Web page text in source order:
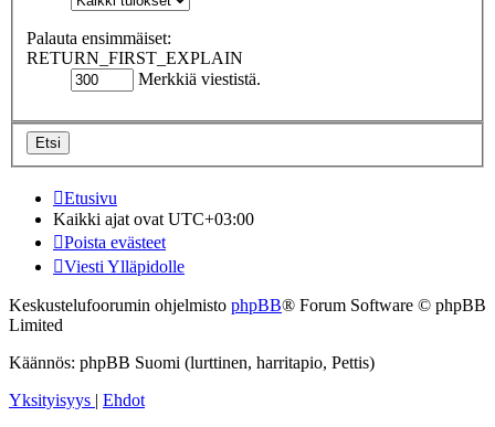
Palauta ensimmäiset:
RETURN_FIRST_EXPLAIN
Merkkiä viestistä.
Etusivu
Kaikki ajat ovat UTC+03:00
Poista evästeet
Viesti Ylläpidolle
Keskustelufoorumin ohjelmisto phpBB® Forum Software © phpBB
Limited
Käännös: phpBB Suomi (lurttinen, harritapio, Pettis)
Yksityisyys | Ehdot